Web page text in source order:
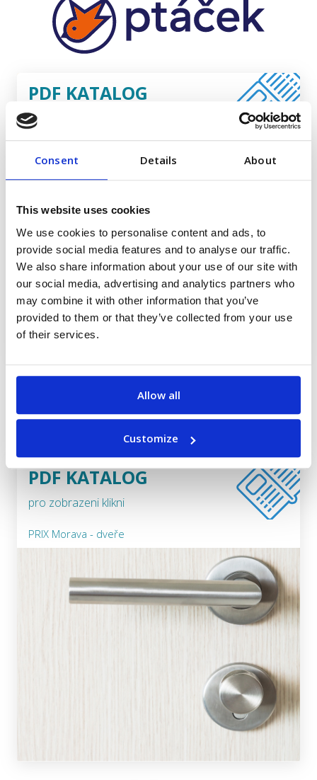
Consent Details About
This website uses cookies
We use cookies to personalise content and ads, to
provide social media features and to analyse our traffic.
We also share information about your use of our site with
our social media, advertising and analytics partners who
may combine it with other information that you’ve
provided to them or that they’ve collected from your use
of their services.
Allow all
Customize
PDF KATALOG
pro zobrazeni klikni
PDF KATALOG
pro zobrazeni klikni
PRIX Morava - dveře